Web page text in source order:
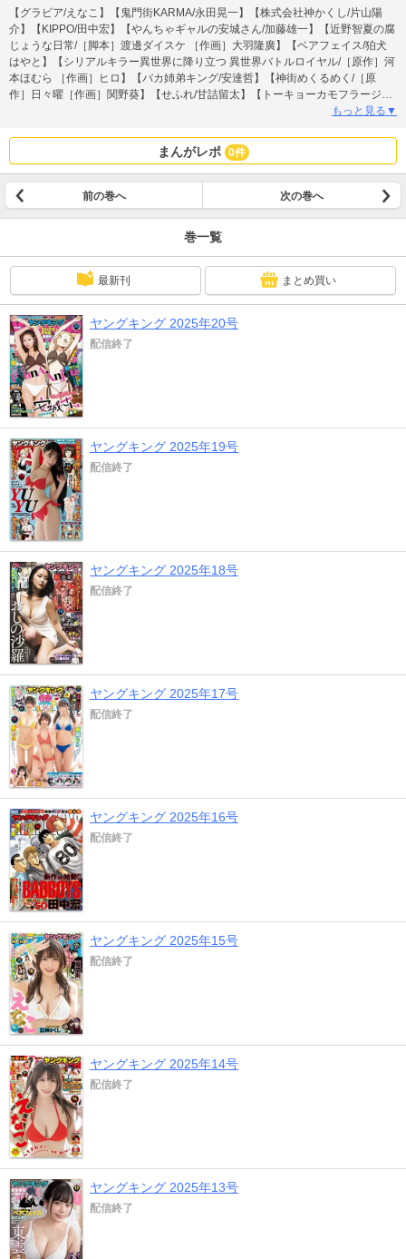
【グラビア/えなこ】【鬼門街KARMA/永田晃一】【株式会社神かくし/片山陽
介】【KIPPO/田中宏】【やんちゃギャルの安城さん/加藤雄一】【近野智夏の腐
じょうな日常/［脚本］渡邊ダイスケ ［作画］大羽隆廣】【ベアフェイス/狛犬
はやと】【シリアルキラー異世界に降り立つ 異世界バトルロイヤル/［原作］河
本ほむら ［作画］ヒロ】【バカ姉弟キング/安達哲】【神街めくるめく/［原
作］日々曜［作画］関野葵】【せふれ/甘詰留太】【トーキョーカモフラージュ
アワー/松本千秋】【撮るに足らない/二駅ずい】【トナリノジイサン/小池ノク
列/矢木直樹】【ワンナイト・モーニング/奥山ケニチ】【天下無双ワンスモア
～異世界の老剣士、転生してショタとなる～/［作画］西岡大毅 ［原作］藍葉
悠気】 ※電子版ではプレゼント、アンケートなどへの応募はできません。ま
た、付録は付いておりません。予めご了承ください。
もっと見る▼
まんがレポ 0件
前の巻へ 次の巻へ
巻一覧
最新刊 まとめ買い
ヤングキング 2025年20号
配信終了
ヤングキング 2025年19号
配信終了
ヤングキング 2025年18号
配信終了
ヤングキング 2025年17号
配信終了
ヤングキング 2025年16号
配信終了
ヤングキング 2025年15号
配信終了
ヤングキング 2025年14号
配信終了
ヤングキング 2025年13号
配信終了